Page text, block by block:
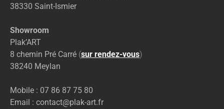
38330 Saint-Ismier
Showroom
Plak’ART
8 chemin Pré Carré (sur rendez-vous)
38240 Meylan
Mobile : 07 86 87 75 80
Email : contact@plak-art.fr